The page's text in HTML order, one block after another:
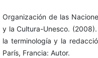
Organización de las
y la Cultura-Unesco.
la terminología y la
París, Francia: Autor.